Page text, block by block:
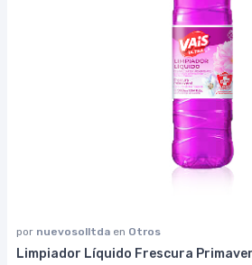
por nuevosolltda en Otros
Limpiador Líquido Frescura